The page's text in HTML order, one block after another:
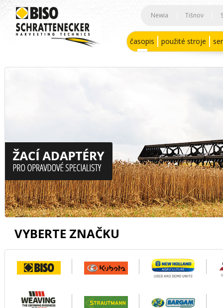
Newia Tišnov
časopis použité stroje
VYBERTE ZNAČKU